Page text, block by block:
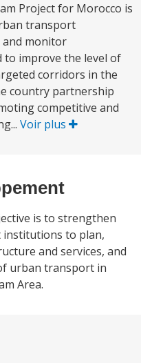
Project for Morocco is
transport
monitor
to improve the level of
corridors in the
country partnership
competitive and
Voir plus
is to strengthen
to plan,
and services, and
urban transport in
Area.